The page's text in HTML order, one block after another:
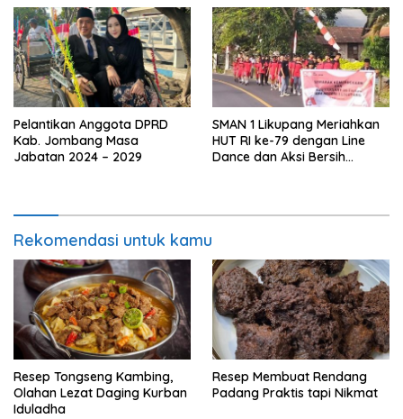
Pelantikan Anggota DPRD
Kab. Jombang Masa
Jabatan 2024 – 2029
SMAN 1 Likupang Meriahkan
HUT RI ke-79 dengan Line
Dance dan Aksi Bersih
Rekomendasi untuk kamu
Resep Tongseng Kambing,
Olahan Lezat Daging Kurban
Iduladha
Resep Membuat Rendang
Padang Praktis tapi Nikmat